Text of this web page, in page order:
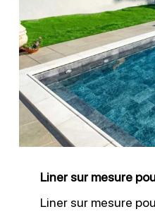
sur
mesure
pour
piscine
Liner sur mesure
Liner sur mesure